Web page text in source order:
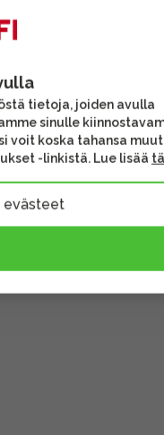
tietoja, joiden avulla
sinulle
voit koska tahansa
-linkistä. Lue lisää
evästeet